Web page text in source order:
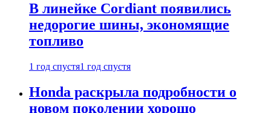
В линейке Cordiant появились
недорогие шины, экономящие
топливо
1 год спустя1 год спустя
Honda раскрыла подробности о
новом поколении хорошо